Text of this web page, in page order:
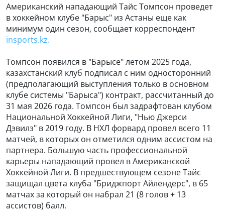
Американский нападающий Тайс Томпсон проведет
в хоккейном клубе "Барыс" из Астаны еще как
минимум один сезон, сообщает корреспондент
insports.kz.
Томпсон появился в "Барысе" летом 2025 года,
казахстанский клуб подписал с ним односторонний
(предполагающий выступления только в основном
клубе системы "Барыса") контракт, рассчитанный до
31 мая 2026 года. Томпсон был задрафтован клубом
Национальной Хоккейной Лиги, "Нью Джерси
Дэвилз" в 2019 году. В НХЛ форвард провел всего 11
матчей, в которых он отметился одним ассистом на
партнера. Большую часть профессиональной
карьеры нападающий провел в Американской
Хоккейной Лиги. В предшествующем сезоне Тайс
защищал цвета клуба "Бриджпорт Айлендерс", в 65
матчах за который он набрал 21 (8 голов + 13
ассистов) балл.